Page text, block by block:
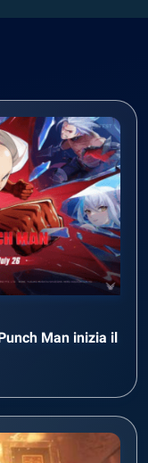
Man inizia il